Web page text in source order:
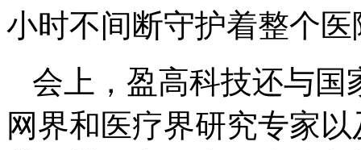
小时不间断守护着整个
会上，盈高科技还与国
网界和医疗界研究专家